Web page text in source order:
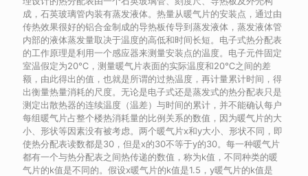
成，石英玻璃管内装有蒸发液体。热量从暖气片的安装点，通过由
传热效果很好的铝合金制成的导热板传导到蒸发液体，蒸发液体管
内部的液体蒸发量取决于温度的高低和时间长短。电子式热分配表
的工作原理是利用一个感应器来测量安装点的温度。电子元件固定
室温假定为20℃，测量暖气片表面的实际温度和20℃之间的差
额，由此得出的值，也就是所谓的过热温度，再计量累计时间，得
出衡量热量消耗的尺度。无论是电子式还是蒸发式的热分配表只是
测定出散热器的连续温度（温差）与时间的累计，并不能确认每户
每组暖气片占整个楼热消耗量的比例关系的数值，因为暖气片的大
小、形状等因素没有被考虑。两个暖气片x和y大小、形状不同，即
使热分配表读数都是30，但是x的30不等于y的30。每一种暖气片
都有一个与热分配表之间热传递的数值，称为k值，不同种类的暖
气片的k值是不同的。假设x暖气片的k值是1.5，y暖气片的k值是